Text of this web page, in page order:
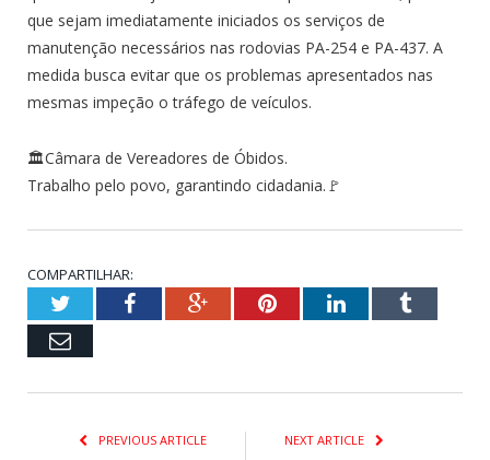
que sejam imediatamente iniciados os serviços de
manutenção necessários nas rodovias PA-254 e PA-437. A
medida busca evitar que os problemas apresentados nas
mesmas impeção o tráfego de veículos.
🏛Câmara de Vereadores de Óbidos.
Trabalho pelo povo, garantindo cidadania.🚩
COMPARTILHAR:
TwitterFacebookGoogle+PinterestLinkedInTumblr
Email
PREVIOUS ARTICLE NEXT ARTICLE